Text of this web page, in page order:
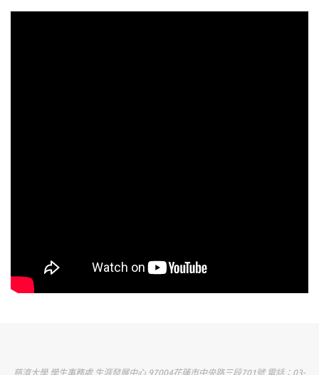
慈濟大學 學生事務處 生涯發展中心 97004花蓮市中央路三段701號 電話：03-